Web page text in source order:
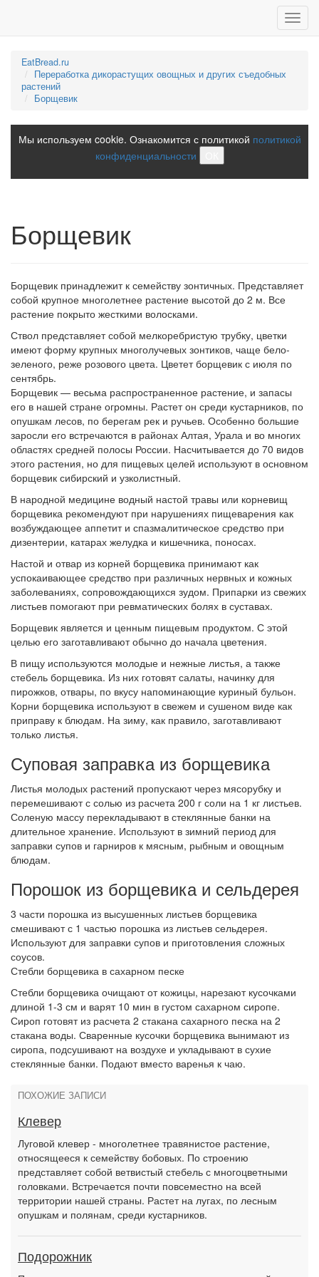
EatBread.ru
Переработка дикорастущих овощных и других съедобных
растений
Борщевик
Мы используем cookie. Ознакомится с политикой политикой
конфиденциальности
Борщевик
Борщевик принадлежит к семейству зонтичных. Представляет
собой крупное многолетнее растение высотой до 2 м. Все
растение покрыто жесткими волосками.
Ствол представляет собой мелкоребристую трубку, цветки
имеют форму крупных многолучевых зонтиков, чаще бело-
зеленого, реже розового цвета. Цветет борщевик с июля по
сентябрь.
Борщевик — весьма распространенное растение, и запасы
его в нашей стране огромны. Растет он среди кустарников, по
опушкам лесов, по берегам рек и ручьев. Особенно большие
заросли его встречаются в районах Алтая, Урала и во многих
областях средней полосы России. Насчитывается до 70 видов
этого растения, но для пищевых целей используют в основном
борщевик сибирский и узколистный.
В народной медицине водный настой травы или корневищ
борщевика рекомендуют при нарушениях пищеварения как
возбуждающее аппетит и спазмалитическое средство при
дизентерии, катарах желудка и кишечника, поносах.
Настой и отвар из корней борщевика принимают как
успокаивающее средство при различных нервных и кожных
заболеваниях, сопровождающихся зудом. Припарки из свежих
листьев помогают при ревматических болях в суставах.
Борщевик является и ценным пищевым продуктом. С этой
целью его заготавливают обычно до начала цветения.
В пищу используются молодые и нежные листья, а также
стебель борщевика. Из них готовят салаты, начинку для
пирожков, отвары, по вкусу напоминающие куриный бульон.
Корни борщевика используют в свежем и сушеном виде как
приправу к блюдам. На зиму, как правило, заготавливают
только листья.
Суповая заправка из борщевика
Листья молодых растений пропускают через мясорубку и
перемешивают с солью из расчета 200 г соли на 1 кг листьев.
Соленую массу перекладывают в стеклянные банки на
длительное хранение. Используют в зимний период для
заправки супов и гарниров к мясным, рыбным и овощным
блюдам.
Порошок из борщевика и сельдерея
3 части порошка из высушенных листьев борщевика
смешивают с 1 частью порошка из листьев сельдерея.
Используют для заправки супов и приготовления сложных
соусов.
Стебли борщевика в сахарном песке
Стебли борщевика очищают от кожицы, нарезают кусочками
длиной 1-3 см и варят 10 мин в густом сахарном сиропе.
Сироп готовят из расчета 2 стакана сахарного песка на 2
стакана воды. Сваренные кусочки борщевика вынимают из
сиропа, подсушивают на воздухе и укладывают в сухие
стеклянные банки. Подают вместо варенья к чаю.
ПОХОЖИЕ ЗАПИСИ
Клевер
Луговой клевер - многолетнее травянистое растение,
относящееся к семейству бобовых. По строению
представляет собой ветвистый стебель с многоцветными
головками. Встречается почти повсеместно на всей
территории нашей страны. Растет на лугах, по лесным
опушкам и полянам, среди кустарников.
Подорожник